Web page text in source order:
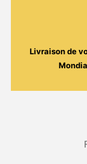
Livraison de